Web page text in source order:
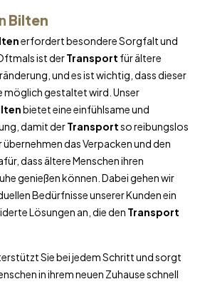
Bilten
erfordert besondere Sorgfalt und
ist derTransport für ältere
und es ist wichtig, dass dieser
möglich gestaltet wird. Unser
bietet eine einfühlsame und
damit derTransportso reibungslos
das Verpacken und den
dass ältere Menschen ihren
genießen können. Dabei gehen wir
Bedürfnisse unserer Kunden ein
Lösungen an, die den Transport
Sie bei jedem Schritt und sorgt
in ihrem neuen Zuhause schnell